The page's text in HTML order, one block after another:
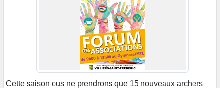
Cette saison ous ne prendrons que 15 nouveaux archers